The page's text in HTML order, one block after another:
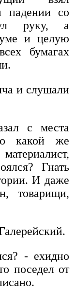
падении со
руку, а
и целую
бумагах
и слушали
с места
какой же
Гнать
И даже
товарищи,
- ехидно
поседел от